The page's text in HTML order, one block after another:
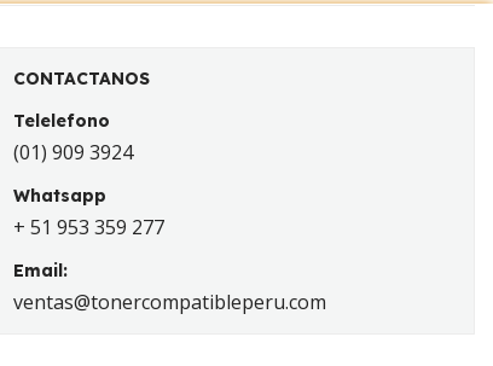
CONTACTANOS
Telelefono
(01) 909 3924
Whatsapp
+ 51 953 359 277
Email:
ventas@tonercompatibleperu.com